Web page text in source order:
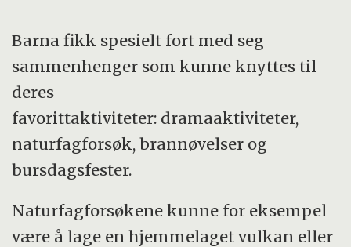
Barna fikk spesielt fort med seg
sammenhenger som kunne knyttes til
deres
favorittaktiviteter: dramaaktiviteter,
naturfagforsøk, brannøvelser og
bursdagsfester.
Naturfagforsøkene kunne for eksempel
være å lage en hjemmelaget vulkan eller